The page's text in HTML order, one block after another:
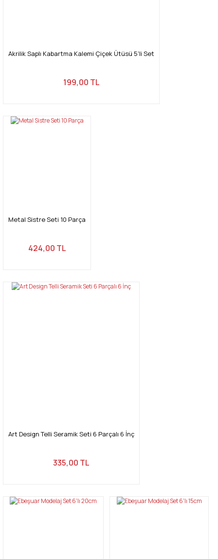
Akrilik Saplı Kabartma Kalemi Çiçek Ütüsü 5'li Set
199,00 TL
Metal Sistre Seti 10 Parça
424,00 TL
Art Design Telli Seramik Seti 6 Parçalı 6 İnç
335,00 TL